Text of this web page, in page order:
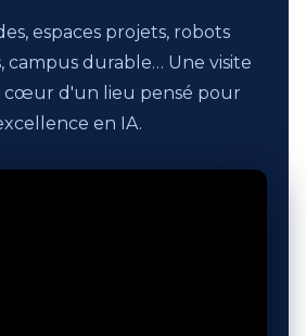
espaces projets, robots
campus durable… Une visite
cœur d'un lieu pensé pour
en IA.